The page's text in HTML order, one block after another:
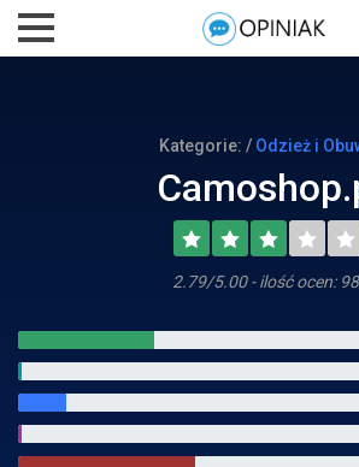
Kategorie: / Odzież i
2.79/5.00 - ilość ocen: